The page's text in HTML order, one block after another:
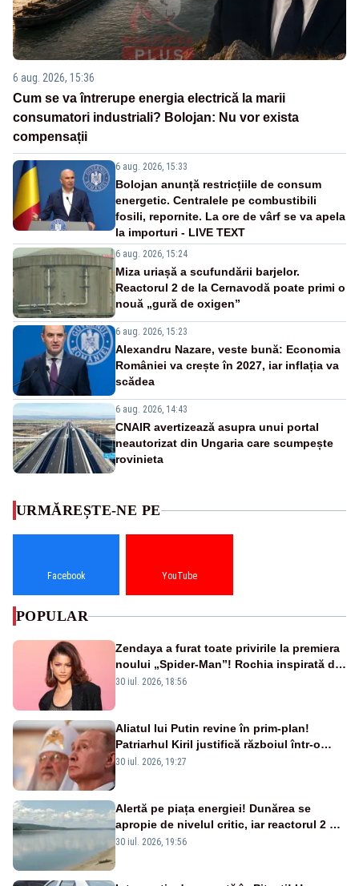
6 aug. 2026, 15:36
Cum se va întrerupe energia electrică la marii
consumatori industriali? Bolojan: Nu vor exista
compensații
6 aug. 2026, 15:33
Bolojan anunță restricțiile de consum
energetic. Centralele pe combustibili
fosili, repornite. La ore de vârf se va apela
la importuri - LIVE TEXT
6 aug. 2026, 15:24
Miza uriașă a scufundării barjelor.
Reactorul 2 de la Cernavodă poate primi o
nouă „gură de oxigen”
6 aug. 2026, 15:23
Alexandru Nazare, veste bună: Economia
României va crește în 2027, iar inflația va
scădea
6 aug. 2026, 14:43
CNAIR avertizează asupra unui portal
neautorizat din Ungaria care scumpește
rovinieta
URMĂREȘTE-NE PE
Facebook YouTube
POPULAR
Zendaya a furat toate privirile la premiera
noului „Spider-Man”! Rochia inspirată de
pânza de păianjen a făcut senzație
30 iul. 2026, 18:56
Aliatul lui Putin revine în prim-plan!
Patriarhul Kiril justifică războiul într-o
nouă carte
30 iul. 2026, 19:27
Alertă pe piața energiei! Dunărea se
apropie de nivelul critic, iar reactorul 2 de
la Cernavodă ar putea fi oprit
30 iul. 2026, 19:56